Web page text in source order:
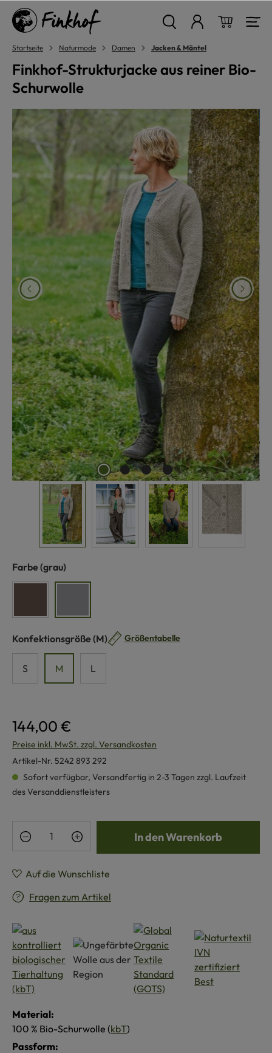
springen
Startseite Naturmode Damen Jacken & Mäntel
Finkhof-Strukturjacke aus reiner Bio-
Schurwolle
Bildergalerie überspringen
Farbe auswählen
(grau)
Konfektionsgröße auswählen
(M) Größentabelle
S M L
144,00 €
Preise inkl. MwSt. zzgl. Versandkosten
Artikel-Nr. 5242 893 292
Sofort verfügbar, Versandfertig in 2-3 Tagen zzgl. Laufzeit
des Versanddienstleisters
Produkt Anzahl: Gib den gewünschten
In den Warenkorb
Auf die Wunschliste
Fragen zum Artikel
Material:
100 % Bio-Schurwolle (kbT)
Passform: